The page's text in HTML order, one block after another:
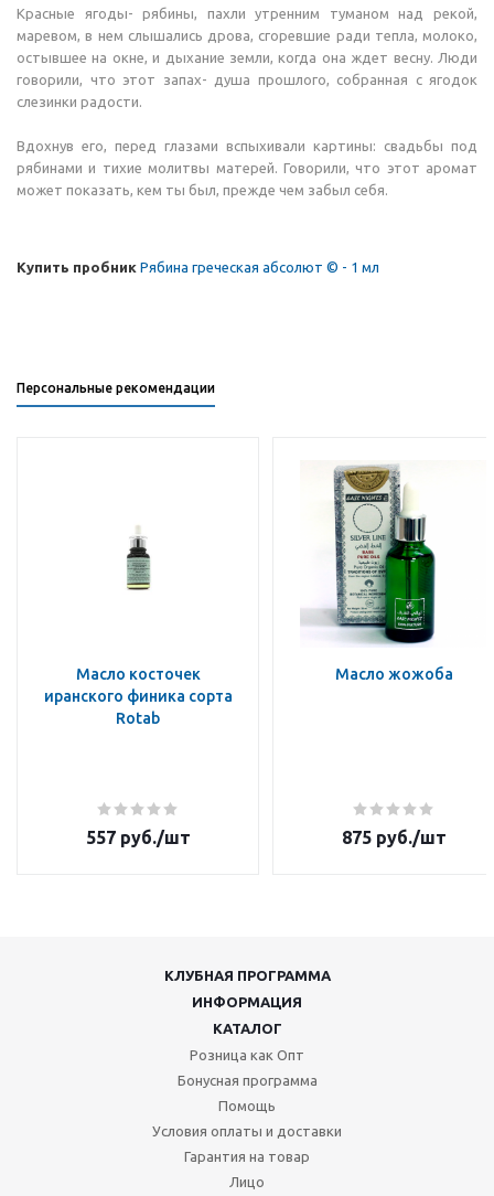
Красные ягоды- рябины, пахли утренним туманом над рекой,
маревом, в нем слышались дрова, сгоревшие ради тепла, молоко,
остывшее на окне, и дыхание земли, когда она ждет весну. Люди
говорили, что этот запах- душа прошлого, собранная с ягодок
слезинки радости.
Вдохнув его, перед глазами вспыхивали картины: свадьбы под
рябинами и тихие молитвы матерей. Говорили, что этот аромат
может показать, кем ты был, прежде чем забыл себя.
Купить пробник Рябина греческая абсолют © - 1 мл
Персональные рекомендации
Масло косточек
иранского финика сорта
Rotab
557руб./шт
Масло жожоба
875руб./шт
КЛУБНАЯ ПРОГРАММА
ИНФОРМАЦИЯ
КАТАЛОГ
Розница как Опт
Бонусная программа
Помощь
Условия оплаты и доставки
Гарантия на товар
Лицо